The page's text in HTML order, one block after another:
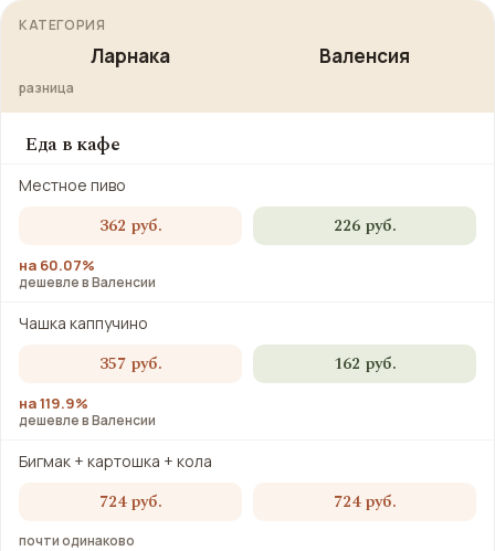
КАТЕГОРИЯ
Ларнака Валенсия
разница
Еда в кафе
Местное пиво
362 руб. 226 руб.
на 60.07%
дешевле в Валенсии
Чашка каппучино
357 руб. 162 руб.
на 119.9%
дешевле в Валенсии
Бигмак + картошка + кола
724 руб. 724 руб.
почти одинаково